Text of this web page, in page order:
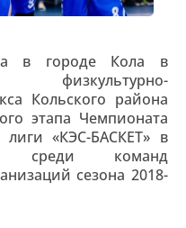
в городе Кола в
Кольского района
этапа Чемпионата
«КЭС-БАСКЕТ» в
среди команд
сезона 2018-